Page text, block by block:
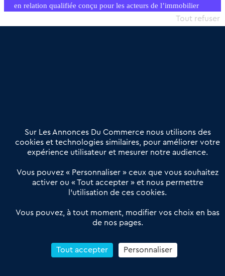
en relation qualifiée conçu pour les acteurs de l’immobilier
commercial et les collectivités territoriales, simple et intégrant
Offres Pro
Actualités
Qui sommes nous ?
Derniers articles
Réseau 3C : un partenaire national dédié aux transactions
Petitscommerces : Un partenariat au service du commerce de
proximité et des territoires
Reprendre un Restaurant Rapide
Sur Les Annonces Du Commerce nous utilisons des
cookies et technologies similaires, pour améliorer votre
expérience utilisateur et mesurer notre audience.
Vous pouvez « Personnaliser » ceux que vous souhaitez
activer ou « Tout accepter » et nous permettre
l’utilisation de ces cookies.
Vous pouvez, à tout moment, modifier vos choix en bas
de nos pages.
Tout accepter
Tout refuser
Personnaliser